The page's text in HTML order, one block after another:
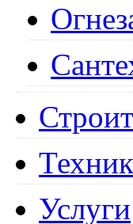
Услуги